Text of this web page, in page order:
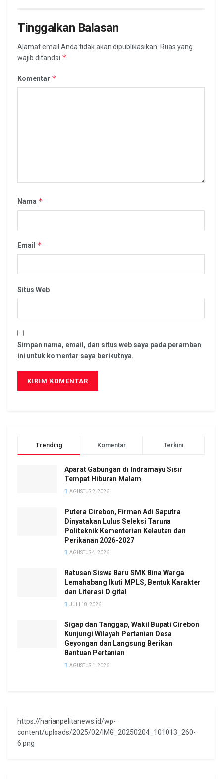
Tinggalkan Balasan
Alamat email Anda tidak akan dipublikasikan. Ruas yang
wajib ditandai *
Komentar *
Nama *
Email *
Situs Web
Simpan nama, email, dan situs web saya pada peramban
ini untuk komentar saya berikutnya.
Trending Komentar Terkini
Aparat Gabungan di Indramayu Sisir
Tempat Hiburan Malam
AGUSTUS 2, 2026
Putera Cirebon, Firman Adi Saputra
Dinyatakan Lulus Seleksi Taruna
Politeknik Kementerian Kelautan dan
Perikanan 2026-2027
AGUSTUS 4, 2026
Ratusan Siswa Baru SMK Bina Warga
Lemahabang Ikuti MPLS, Bentuk Karakter
dan Literasi Digital
JULI 18, 2026
Sigap dan Tanggap, Wakil Bupati Cirebon
Kunjungi Wilayah Pertanian Desa
Geyongan dan Langsung Berikan
Bantuan Pertanian
AGUSTUS 1, 2026
https://harianpelitanews.id/wp-
content/uploads/2025/02/IMG_20250204_101013_260-
6.png